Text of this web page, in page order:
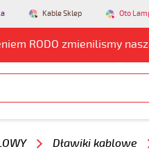
Kable Sklep Oto
RODO zmienilismy
Dławiki kablowe